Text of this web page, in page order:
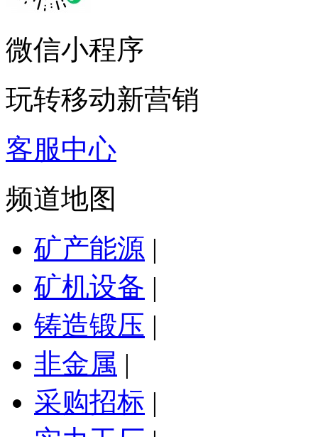
微信小程序
玩转移动新营销
客服中心
频道地图
矿产能源 |
矿机设备 |
铸造锻压 |
非金属 |
采购招标 |